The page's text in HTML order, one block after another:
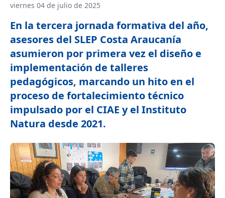
viernes 04 de julio de 2025
En la tercera jornada formativa del año,
asesores del SLEP Costa Araucanía
asumieron por primera vez el diseño e
implementación de talleres
pedagógicos, marcando un hito en el
proceso de fortalecimiento técnico
impulsado por el CIAE y el Instituto
Natura desde 2021.